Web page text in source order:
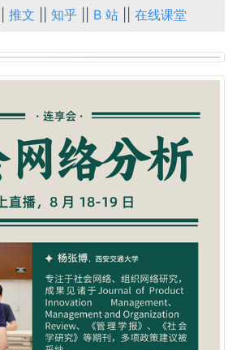
||推文 ||知乎 B 站 ||在线课堂